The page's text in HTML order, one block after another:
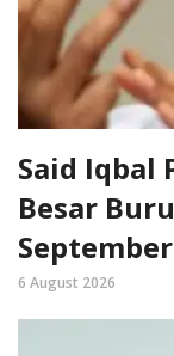
Said Iqbal
Besar
September
6 August 2026